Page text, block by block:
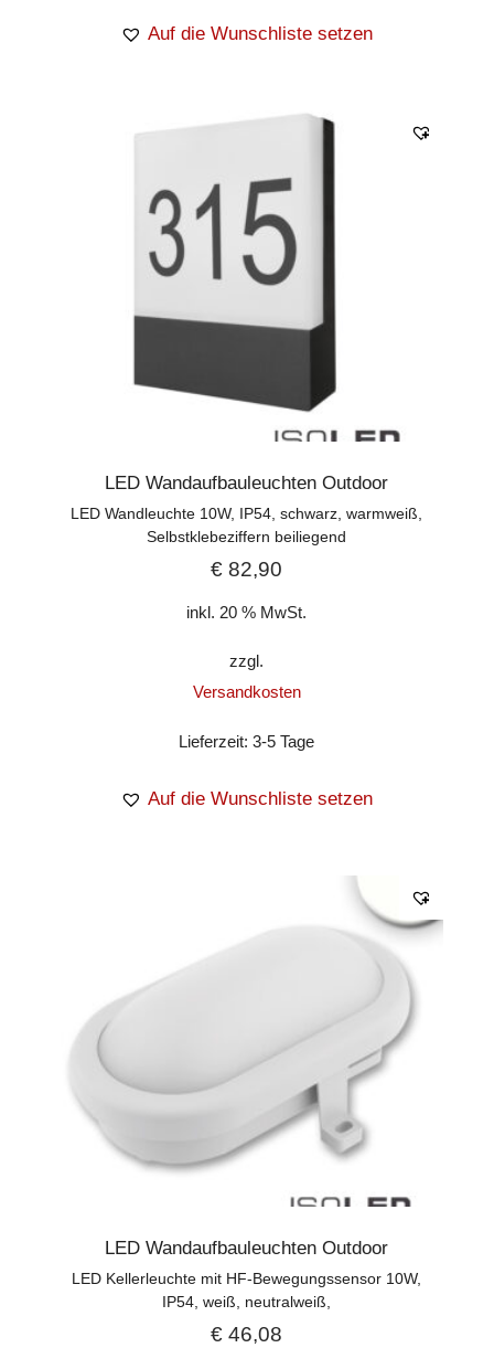
Auf die Wunschliste setzen
LED Wandaufbauleuchten Outdoor
LED Wandleuchte 10W, IP54, schwarz, warmweiß,
Selbstklebeziffern beiliegend
€ 82,90
inkl. 20 % MwSt.
zzgl.
Versandkosten
Lieferzeit:3-5 Tage
Auf die Wunschliste setzen
LED Wandaufbauleuchten Outdoor
LED Kellerleuchte mit HF-Bewegungssensor 10W,
IP54, weiß, neutralweiß,
€ 46,08